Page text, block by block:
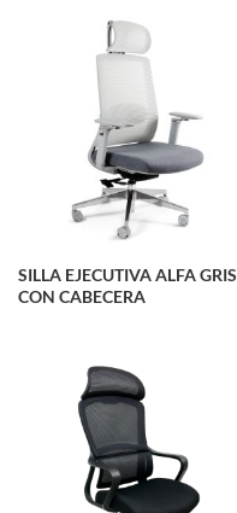
SILLA EJECUTIVA ALFA GRIS
CON CABECERA